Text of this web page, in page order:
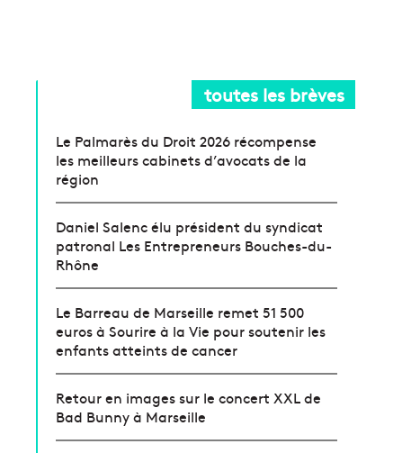
toutes les brèves
Le Palmarès du Droit 2026 récompense
les meilleurs cabinets d’avocats de la
région
Daniel Salenc élu président du syndicat
patronal Les Entrepreneurs Bouches-du-
Rhône
Le Barreau de Marseille remet 51 500
euros à Sourire à la Vie pour soutenir les
enfants atteints de cancer
Retour en images sur le concert XXL de
Bad Bunny à Marseille